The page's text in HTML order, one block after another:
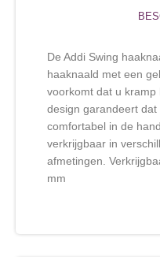
De Addi Swing
haaknaald met een
voorkomt dat u kramp
design garandeert
comfortabel in de
verkrijgbaar in
afmetingen.
mm